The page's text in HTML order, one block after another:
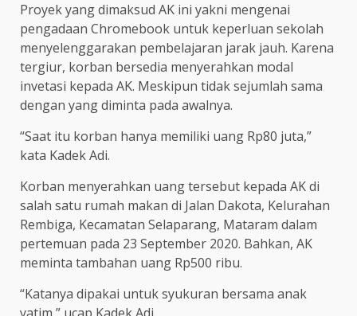
Proyek yang dimaksud AK ini yakni mengenai
pengadaan Chromebook untuk keperluan sekolah
menyelenggarakan pembelajaran jarak jauh. Karena
tergiur, korban bersedia menyerahkan modal
invetasi kepada AK. Meskipun tidak sejumlah sama
dengan yang diminta pada awalnya.
“Saat itu korban hanya memiliki uang Rp80 juta,”
kata Kadek Adi.
Korban menyerahkan uang tersebut kepada AK di
salah satu rumah makan di Jalan Dakota, Kelurahan
Rembiga, Kecamatan Selaparang, Mataram dalam
pertemuan pada 23 September 2020. Bahkan, AK
meminta tambahan uang Rp500 ribu.
“Katanya dipakai untuk syukuran bersama anak